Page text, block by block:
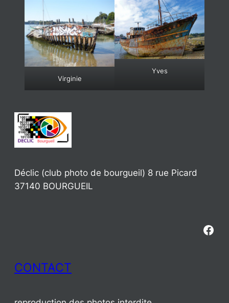
Virginie
Yves
Déclic (club photo de bourgueil) 8 rue Picard
37140 BOURGUEIL
CONTACT